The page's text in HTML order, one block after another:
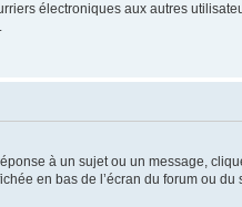
électroniques aux autres
à un sujet ou un message,
en bas de l’écran du forum ou